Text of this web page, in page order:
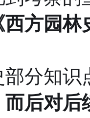
西方园
分知识
后对后